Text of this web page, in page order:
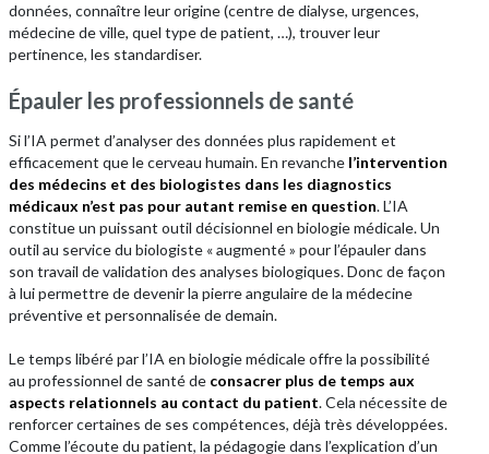
données, connaître leur origine (centre de dialyse, urgences,
médecine de ville, quel type de patient, …), trouver leur
pertinence, les standardiser.
Épauler les professionnels de santé
Si l’IA permet d’analyser des données plus rapidement et
efficacement que le cerveau humain. En revanche l’intervention
des médecins et des biologistes dans les diagnostics
médicaux n’est pas pour autant remise en question. L’IA
constitue un puissant outil décisionnel en biologie médicale. Un
outil au service du biologiste « augmenté » pour l’épauler dans
son travail de validation des analyses biologiques. Donc de façon
à lui permettre de devenir la pierre angulaire de la médecine
préventive et personnalisée de demain.
Le temps libéré par l’IA en biologie médicale offre la possibilité
au professionnel de santé de consacrer plus de temps aux
aspects relationnels au contact du patient. Cela nécessite de
renforcer certaines de ses compétences, déjà très développées.
Comme l’écoute du patient, la pédagogie dans l’explication d’un